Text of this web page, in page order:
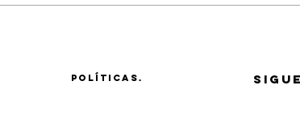
POLÍTICAS.